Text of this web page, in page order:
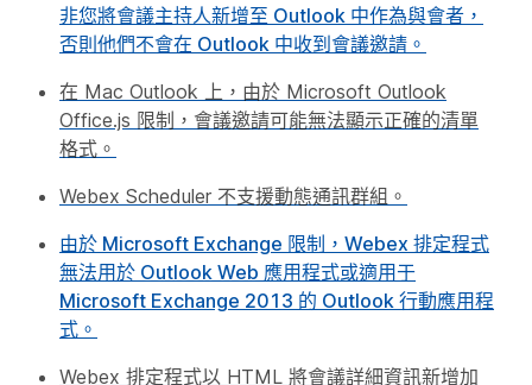
非您將會議主持人新增至 Outlook 中作為與會者，
否則他們不會在 Outlook 中收到會議邀請。
在 Mac Outlook 上，由於 Microsoft Outlook
Office.js 限制，會議邀請可能無法顯示正確的清單
格式。
Webex Scheduler 不支援動態通訊群組。
由於 Microsoft Exchange 限制，Webex 排定程式
無法用於 Outlook Web 應用程式或適用于
Microsoft Exchange 2013 的 Outlook 行動應用程
式。
Webex 排定程式以 HTML 將會議詳細資訊新增加